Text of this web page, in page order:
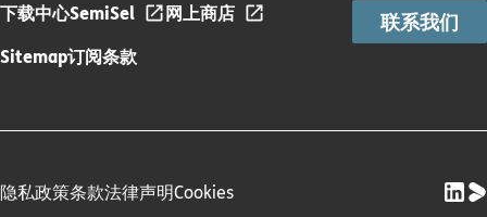
下载中心SemiSel
网上商店
Sitemap订阅条款
联系我们
隐私政策条款法律声明Cookies